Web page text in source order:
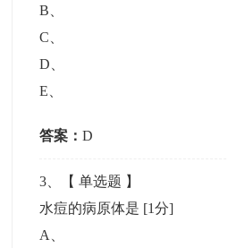
B
C
D
E
答案：D
3 、【单选题 】
水痘的病原体是 [1分]
A